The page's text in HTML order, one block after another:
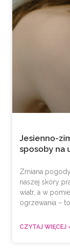
Jesienno-
sposoby na
Zmiana
naszej skóry
wiatr, a w
ogrzewania –
CZYTAJ WIĘCEJ